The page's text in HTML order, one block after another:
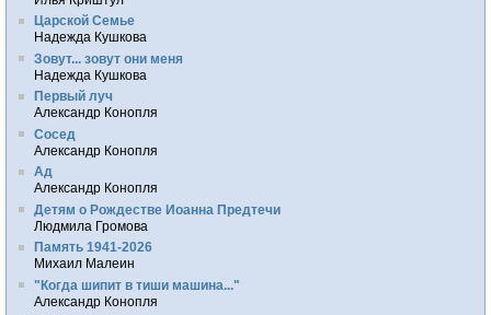
Царской Семье
Надежда Кушкова
Зовут... зовут они меня
Надежда Кушкова
Первый луч
Александр Конопля
Сосед
Александр Конопля
Ад
Александр Конопля
Детям о Рождестве Иоанна Предтечи
Людмила Громова
Память 1941-2026
Михаил Малеин
"Когда шипит в тиши машина..."
Александр Конопля